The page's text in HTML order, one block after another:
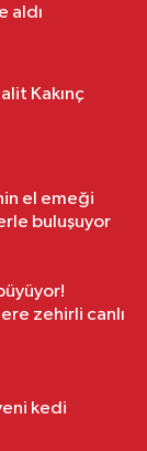
aldı
Kakınç
el emeği
buluşuyor
zehirli canlı
kedi